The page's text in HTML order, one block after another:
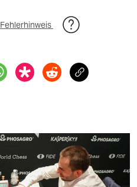
Fehlerhinweis